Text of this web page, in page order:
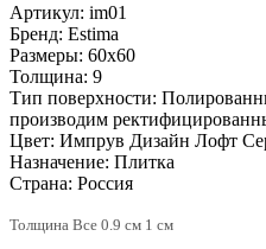
Артикул: im01
Бренд: Estima
Размеры: 60x60
Толщина: 9
Тип поверхности:
производим
Цвет: Импрув Дизайн Лофт
Назначение: Плитка
Страна: Россия
Толщина Все 0.9 см 1 см